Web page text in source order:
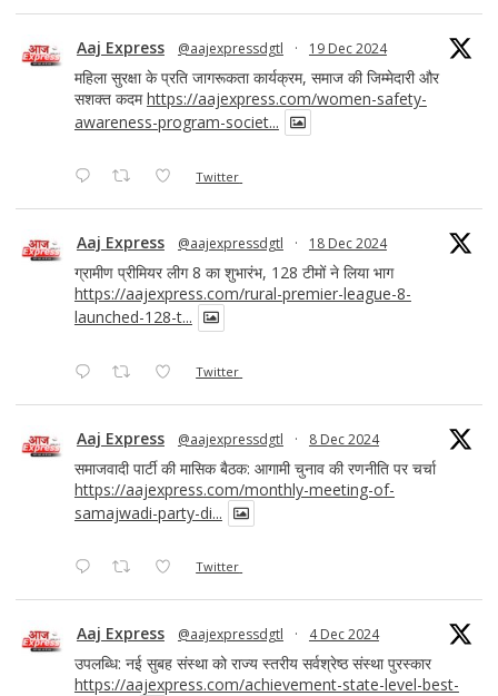
Aaj Express @aajexpressdgtl · 19 Dec 2024
महिला सुरक्षा के प्रति जागरूकता कार्यक्रम, समाज की जिम्मेदारी और
सशक्त कदमhttps://aajexpress.com/women-safety-
awareness-program-societ...
Twitter
Aaj Express @aajexpressdgtl · 18 Dec 2024
ग्रामीण प्रीमियर लीग 8 का शुभारंभ, 128 टीमों ने लिया भाग
https://aajexpress.com/rural-premier-league-8-
launched-128-t...
Twitter
Aaj Express @aajexpressdgtl · 8 Dec 2024
समाजवादी पार्टी की मासिक बैठक: आगामी चुनाव की रणनीति पर चर्चा
https://aajexpress.com/monthly-meeting-of-
samajwadi-party-di...
Twitter
Aaj Express @aajexpressdgtl · 4 Dec 2024
उपलब्धि: नई सुबह संस्था को राज्य स्तरीय सर्वश्रेष्ठ संस्था पुरस्कार
https://aajexpress.com/achievement-state-level-best-